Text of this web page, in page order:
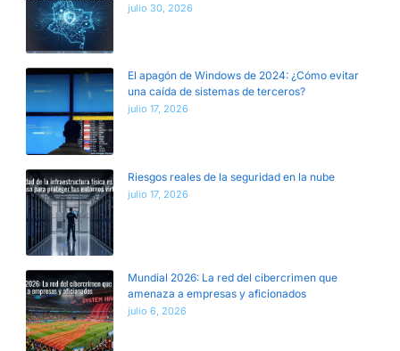
julio 30, 2026
El apagón de Windows de 2024: ¿Cómo evitar
una caída de sistemas de terceros?
julio 17, 2026
Riesgos reales de la seguridad en la nube
julio 17, 2026
Mundial 2026: La red del cibercrimen que
amenaza a empresas y aficionados
julio 6, 2026